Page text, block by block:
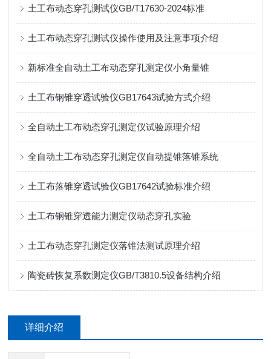
土工布动态穿孔测试仪GB/T17630-2024标准
土工布动态穿孔测试仪操作使用及注意事项介绍
新标准全自动土工布动态穿孔测定仪小角量锥
土工布钢锥穿透试验仪GB17643试验方式介绍
全自动土工布动态穿孔测定仪试验原理介绍
全自动土工布动态穿孔测定仪自动提锥落锥系统
土工布落锥穿透试验仪GB17642试验标准介绍
土工布钢锥穿透能力测定仪动态穿孔实验
土工布动态穿孔测定仪落锥法测试原理介绍
陶瓷砖恢复系数测定仪GB/T3810.5设备结构介绍
详细介绍